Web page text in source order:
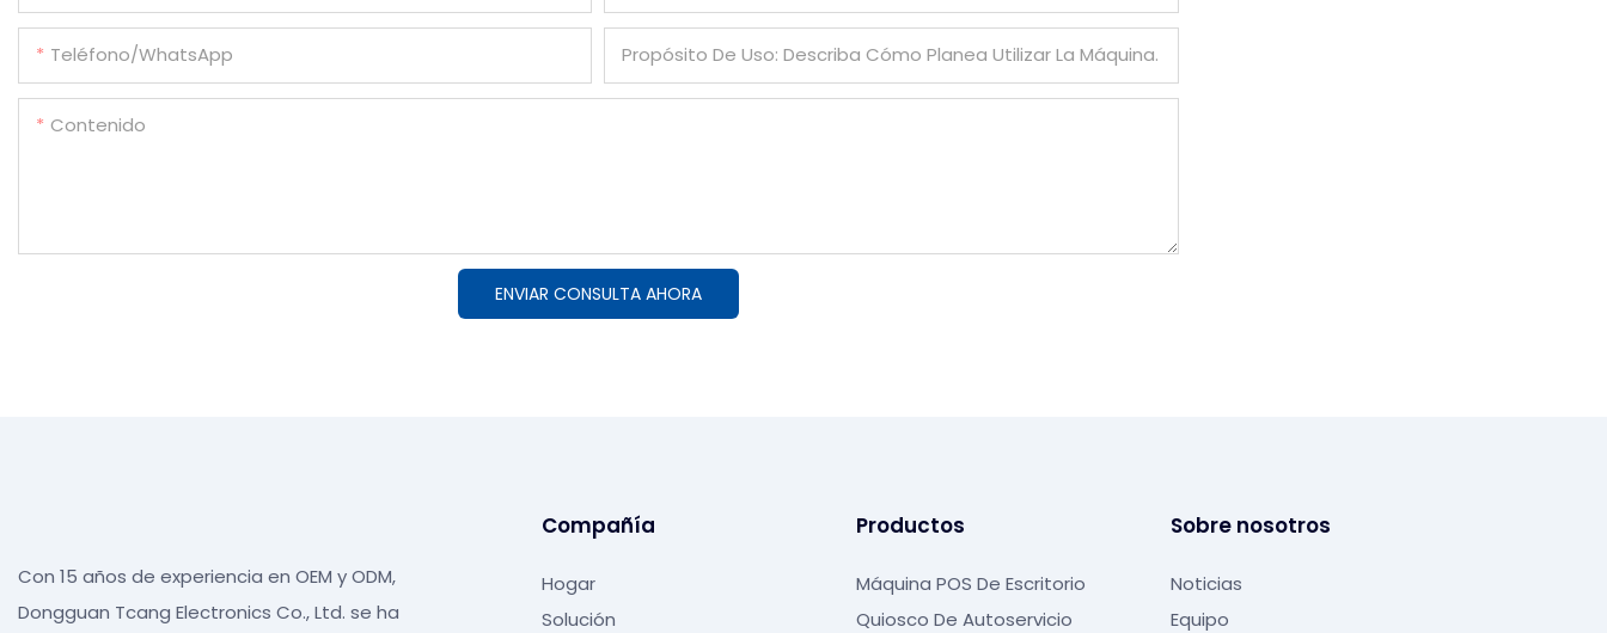
Teléfono/WhatsApp Propósito De Uso: Describa Cómo Planea Utilizar La Máquina.
Contenido
ENVIAR CONSULTA AHORA
Con 15 años de experiencia en OEM y ODM,
Dongguan Tcang Electronics Co., Ltd. se ha
Compañía
Hogar
Solución
Productos
Máquina POS De Escritorio
Quiosco De Autoservicio
Sobre nosotros
Noticias
Equipo